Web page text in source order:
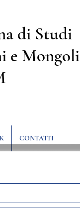
di Studi
e Mongoli
CONTATTI